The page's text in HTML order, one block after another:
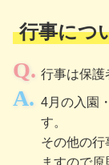
行事につ
行事は保護
4月の入園
す。
その他の行